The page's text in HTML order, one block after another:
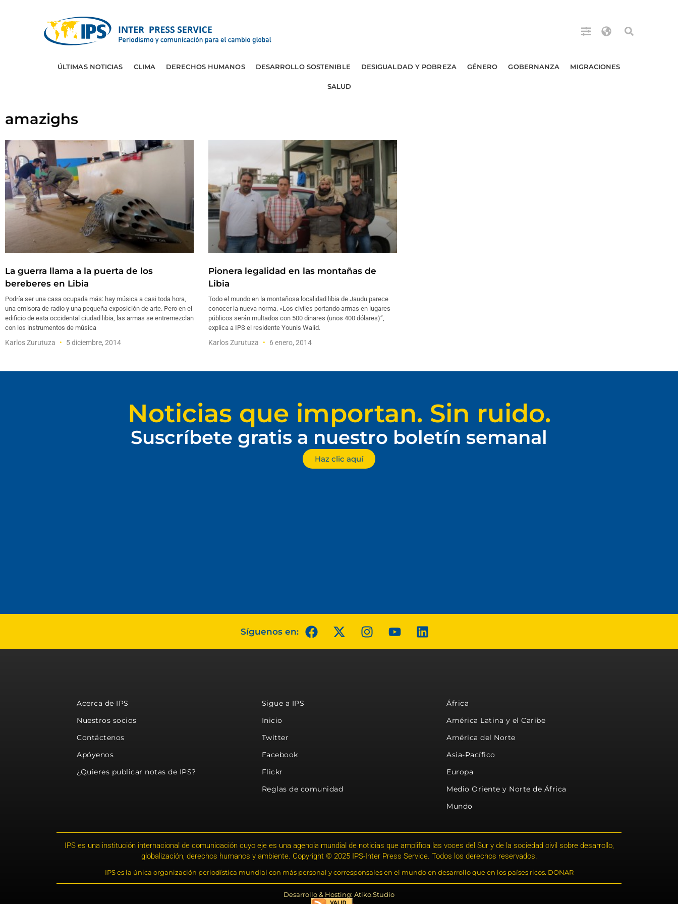
ÚLTIMAS NOTICIAS CLIMA DERECHOS HUMANOS DESARROLLO SOSTENIBLE DESIGUALDAD Y POBREZA GÉNERO GOBERNANZA MIGRACIONES
SALUD
amazighs
La guerra llama a la puerta de los
bereberes en Libia
Podría ser una casa ocupada más: hay música a casi toda hora,
una emisora de radio y una pequeña exposición de arte. Pero en el
edificio de esta occidental ciudad libia, las armas se entremezclan
con los instrumentos de música
Karlos Zurutuza 5 diciembre, 2014
Pionera legalidad en las montañas de
Libia
Todo el mundo en la montañosa localidad libia de Jaudu parece
conocer la nueva norma. «Los civiles portando armas en lugares
públicos serán multados con 500 dinares (unos 400 dólares)”,
explica a IPS el residente Younis Walid.
Karlos Zurutuza 6 enero, 2014
Noticias que importan. Sin ruido.
Suscríbete gratis a nuestro boletín semanal
Haz clic aquí
Síguenos en:
Acerca de IPS
Nuestros socios
Contáctenos
Apóyenos
¿Quieres publicar notas de IPS?
Sigue a IPS
Inicio
Twitter
Facebook
Flickr
Reglas de comunidad
África
América Latina y el Caribe
América del Norte
Asia-Pacífico
Europa
Medio Oriente y Norte de África
Mundo
IPS es una institución internacional de comunicación cuyo eje es una agencia mundial de noticias que amplifica las voces del Sur y de la sociedad civil sobre desarrollo,
globalización, derechos humanos y ambiente. Copyright © 2025 IPS-Inter Press Service. Todos los derechos reservados.
IPS es la única organización periodística mundial con más personal y corresponsales en el mundo en desarrollo que en los países ricos. DONAR
Desarrollo & Hosting: Atiko.Studio